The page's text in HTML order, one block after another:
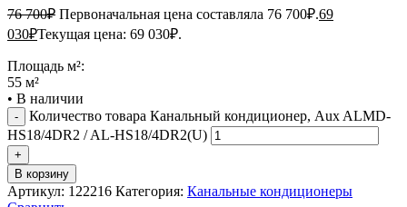
76 700₽ Первоначальная цена составляла 76 700₽.69
030₽Текущая цена: 69 030₽.
Площадь м²:
55 м²
• В наличии
Количество товара Канальный кондиционер, Aux ALMD-
HS18/4DR2 / AL-HS18/4DR2(U)
В корзину
Артикул: 122216 Категория: Канальные кондиционеры